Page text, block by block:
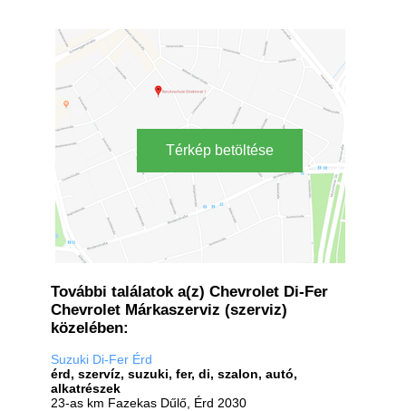
Térkép betöltése
További találatok a(z) Chevrolet Di-Fer
Chevrolet Márkaszerviz (szerviz)
közelében:
Suzuki Di-Fer Érd
érd, szervíz, suzuki, fer, di, szalon, autó,
alkatrészek
23-as km Fazekas Dűlő, Érd 2030